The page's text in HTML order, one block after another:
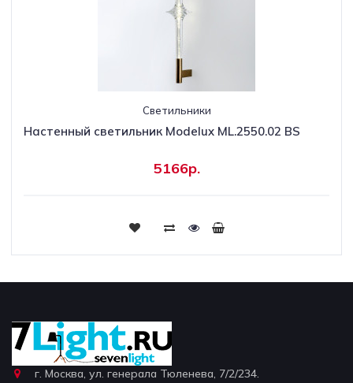
Светильники
Настенный светильник Modelux ML.2550.02 BS
5166р.
г. Москва, ул. генерала Тюленева, 7/2/234.